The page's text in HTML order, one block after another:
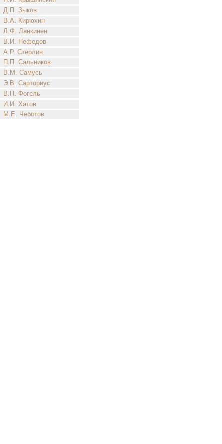
Д.П. Зыков
В.А. Кирюхин
Л.Ф. Ланкинен
В.И. Нефедов
А.Р. Стерлин
П.П. Сальников
В.М. Самусь
Э.В. Сарториус
В.П. Фогель
И.И. Хатов
М.Е. Чеботов